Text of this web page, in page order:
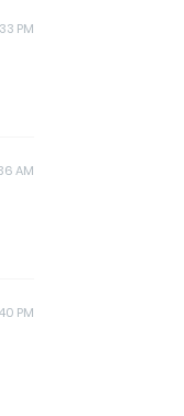
PM
AM
PM